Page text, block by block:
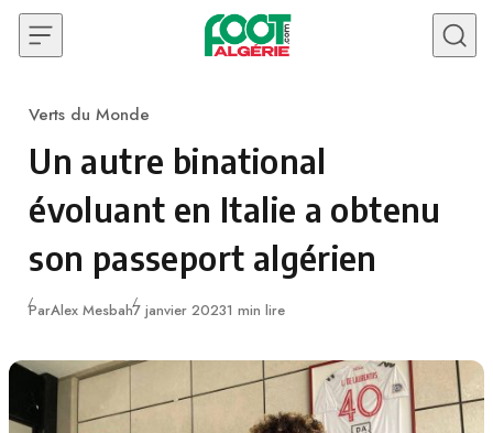
Skip to content
Category
Verts du Monde
Un autre binational
évoluant en Italie a obtenu
son passeport algérien
ParAlex MesbahPublié
7 janvier 20231 min lire